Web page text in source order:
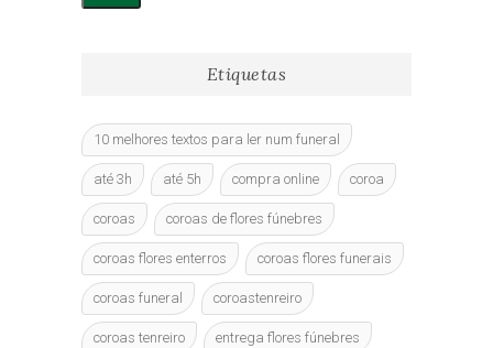
Etiquetas
10 melhores textos para ler num funeral
até 3h até 5h compra online coroa
coroas coroas de flores fúnebres
coroas flores enterros coroas flores funerais
coroas funeral coroastenreiro
coroas tenreiro entrega flores fúnebres